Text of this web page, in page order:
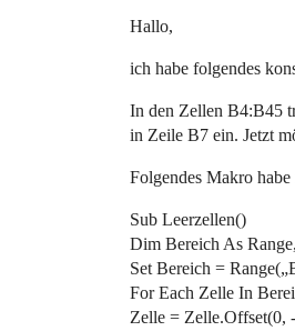
Hallo,
ich habe folgendes
In den Zellen B4:B45
in Zeile B7 ein. Jetzt
Folgendes Makro
Sub Leerzellen()
Dim Bereich As
Set Bereich =
For Each Zelle In
Zelle = Zelle.Offset(0,